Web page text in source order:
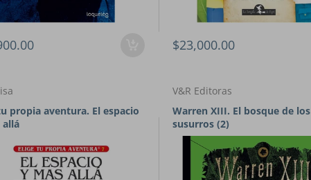
$23,000.00
propia aventura. El espacio
allá
V&R Editoras
Warren XIII. El bosque de los
susurros (2)